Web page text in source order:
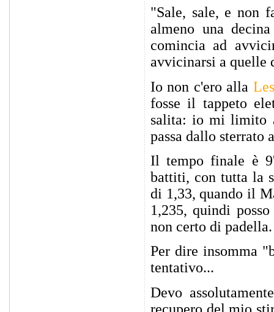
"Sale, sale, e non
almeno una
comincia ad
avvicinarsi a quelle
Io non c'ero alla
fosse il tappeto
salita: io mi limito
passa dallo sterrato
Il tempo finale è
battiti, con tutta la
di 1,33, quando il
1,235, quindi
non certo di padella.
Per dire insomma
tentativo...
Devo
recupero del mio